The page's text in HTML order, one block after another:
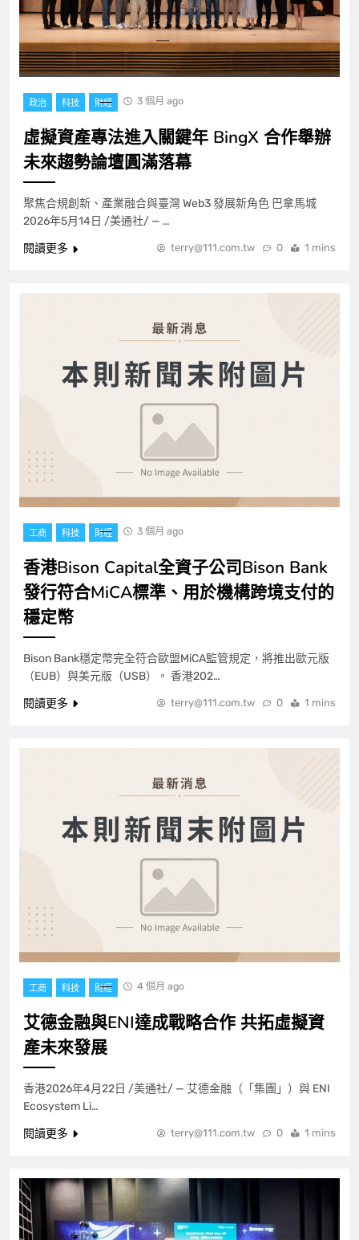
政治 科技 財經 3 個月 ago
虛擬資產專法進入關鍵年 BingX 合作舉辦
未來趨勢論壇圓滿落幕
聚焦合規創新、產業融合與臺灣 Web3 發展新角色 巴拿馬城
2026年5月14日 /美通社/ — …
閱讀更多
terry@111.com.tw 0 1 mins
工商 科技 財經 3 個月 ago
香港Bison Capital全資子公司Bison Bank
發行符合MiCA標準、用於機構跨境支付的
穩定幣
Bison Bank穩定幣完全符合歐盟MiCA監管規定，將推出歐元版
（EUB）與美元版（USB）。 香港202…
閱讀更多
terry@111.com.tw 0 1 mins
工商 科技 財經 4 個月 ago
艾德金融與ENI達成戰略合作 共拓虛擬資
產未來發展
香港2026年4月22日 /美通社/ — 艾德金融（「集團」）與 ENI
Ecosystem Li…
閱讀更多
terry@111.com.tw 0 1 mins